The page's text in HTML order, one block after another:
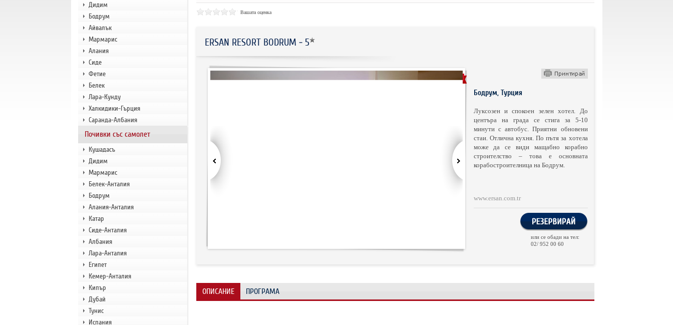
Дидим
Бодрум
Айвалък
Мармарис
Алания
Сиде
Фетие
Белек
Лара-Кунду
Халкидики-Гърция
Саранда-Албания
Почивки със самолет
Кушадасъ
Дидим
Мармарис
Белек-Анталия
Бодрум
Алания-Анталия
Катар
Сиде-Анталия
Албания
Лара-Анталия
Египет
Кемер-Анталия
Кипър
Дубай
Тунис
Испания
Вашата оценка
ERSAN RESORT BODRUM - 5
Бодрум, Турция
Луксозен и спокоен зелен хотел. До
центъра на града се стига за 5-10
минути с автобус. Приятни обновени
стаи. Отлична кухня. По пътя за хотела
може да се види мащабно корабно
строителство – това е основната
корабостроителница на Бодрум.
www.ersan.com.tr
или се обади на тел:
02/ 952 00 60
ОПИСАНИЕ ПРОГРАМА